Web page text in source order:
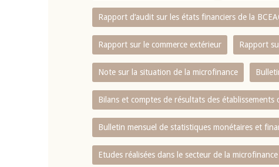
Rapport d‘audit sur les états financiers de la
Rapport sur le commerce extérieur Rapport
Note sur la situation de la microfinance
Bilans et comptes de résultats des établissements
Bulletin mensuel de statistiques monétaires et
Etudes réalisées dans le secteur de la microfinance